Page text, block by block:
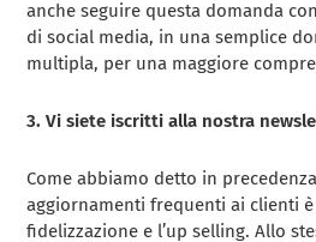
anche seguire questa domanda
di social media, in una semplice
multipla, per una maggiore
3. Vi siete iscritti alla nostra
Come abbiamo detto in
aggiornamenti frequenti ai clienti
fidelizzazione e l’up selling. Allo